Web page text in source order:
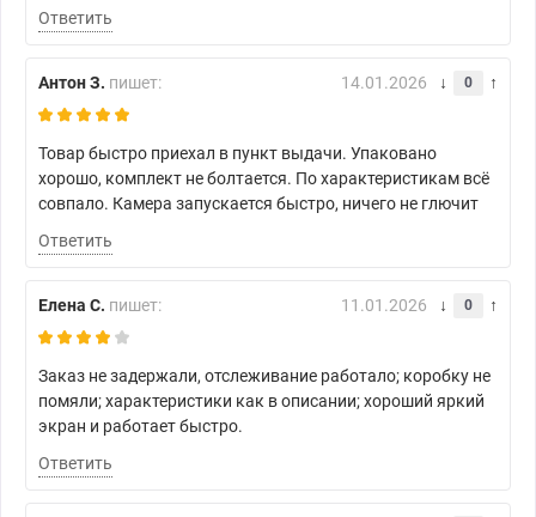
Ответить
Антон З. пишет: 14.01.2026 0
Товар быстро приехал в пункт выдачи. Упаковано
хорошо, комплект не болтается. По характеристикам всё
совпало. Камера запускается быстро, ничего не глючит
Ответить
Елена С. пишет: 11.01.2026 0
Заказ не задержали, отслеживание работало; коробку не
помяли; характеристики как в описании; хороший яркий
экран и работает быстро.
Ответить